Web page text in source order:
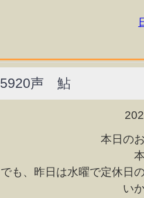
5920声 鮎
本日の
でも、昨日は水曜で定休日
い